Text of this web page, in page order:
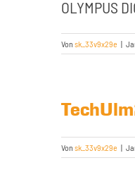
OLYMPUS
Von sk_33v9x29e |
Von sk_33v9x29e |